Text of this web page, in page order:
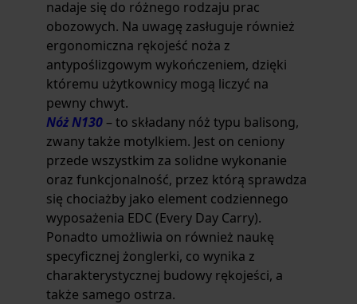
nadaje się do różnego rodzaju prac
obozowych. Na uwagę zasługuje również
ergonomiczna rękojeść noża z
antypoślizgowym wykończeniem, dzięki
któremu użytkownicy mogą liczyć na
pewny chwyt.
Nóż N130 – to składany nóż typu balisong,
zwany także motylkiem. Jest on ceniony
przede wszystkim za solidne wykonanie
oraz funkcjonalność, przez którą sprawdza
się chociażby jako element codziennego
wyposażenia EDC (Every Day Carry).
Ponadto umożliwia on również naukę
specyficznej żonglerki, co wynika z
charakterystycznej budowy rękojeści, a
także samego ostrza.